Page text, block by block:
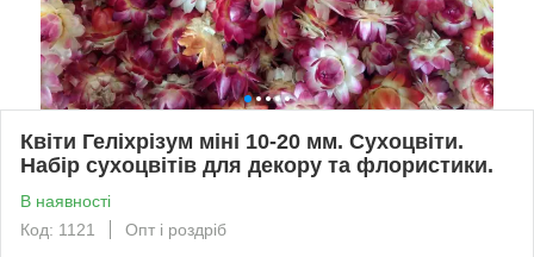
Квіти Геліхрізум міні 10-20 мм. Сухоцвіти.
Набір сухоцвітів для декору та флористики.
В наявності
Код: 1121
Опт і роздріб